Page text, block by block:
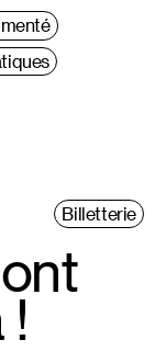
Billetterie